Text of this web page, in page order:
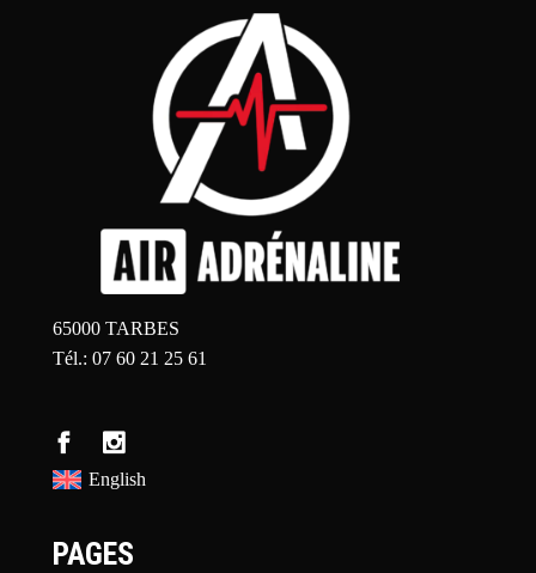
65000 TARBES
Tél.: 07 60 21 25 61
English
PAGES